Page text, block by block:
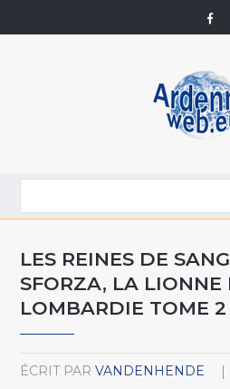
LES REINES DE
SFORZA, LA LIONNE
LOMBARDIE TOME 2
ÉCRIT PAR VANDENHENDE